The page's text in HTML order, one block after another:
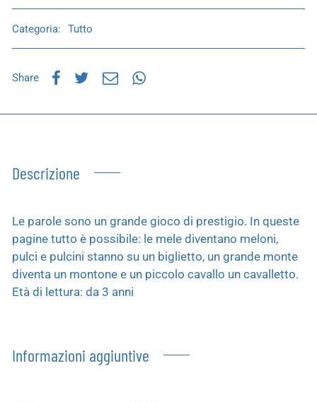
Categoria: Tutto
Share
Descrizione
Le parole sono un grande gioco di prestigio. In queste
pagine tutto è possibile: le mele diventano meloni,
pulci e pulcini stanno su un biglietto, un grande monte
diventa un montone e un piccolo cavallo un cavalletto.
Età di lettura: da 3 anni
Informazioni aggiuntive